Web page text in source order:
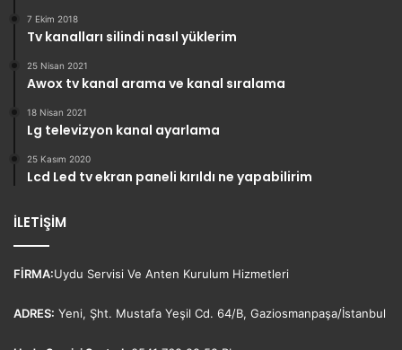
7 Ekim 2018
Tv kanalları silindi nasıl yüklerim
25 Nisan 2021
Awox tv kanal arama ve kanal sıralama
18 Nisan 2021
Lg televizyon kanal ayarlama
25 Kasım 2020
Lcd Led tv ekran paneli kırıldı ne yapabilirim
İLETİŞİM
FİRMA:Uydu Servisi Ve Anten Kurulum Hizmetleri
ADRES: Yeni, Şht. Mustafa Yeşil Cd. 64/B, Gaziosmanpaşa/İstanbul